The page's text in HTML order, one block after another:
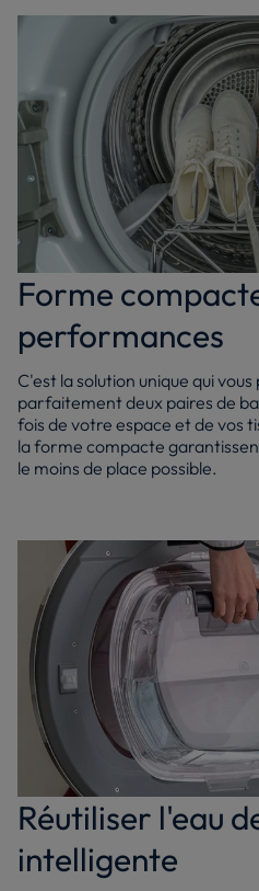
Forme
performances
C'est la solution unique qui
parfaitement deux paires de
fois de votre espace et de vos
la forme compacte
le moins de place possible.
Réutiliser l'eau
intelligente